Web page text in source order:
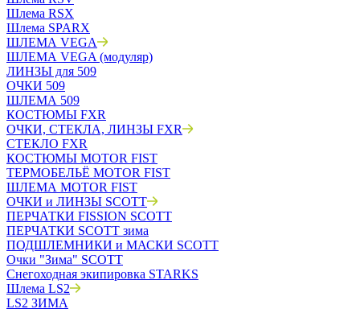
Шлема RSX
Шлема SPARX
ШЛЕМА VEGA
ШЛЕМА VEGA (модуляр)
ЛИНЗЫ для 509
ОЧКИ 509
ШЛЕМА 509
КОСТЮМЫ FXR
ОЧКИ, СТЕКЛА, ЛИНЗЫ FXR
СТЕКЛО FXR
КОСТЮМЫ MOTOR FIST
ТЕРМОБЕЛЬЁ MOTOR FIST
ШЛЕМА MOTOR FIST
ОЧКИ и ЛИНЗЫ SCOTT
ПЕРЧАТКИ FISSION SCOTT
ПЕРЧАТКИ SCOTT зима
ПОДШЛЕМНИКИ и МАСКИ SCOTT
Очки "Зима" SCOTT
Снегоходная экипировка STARKS
Шлема LS2
LS2 ЗИМА